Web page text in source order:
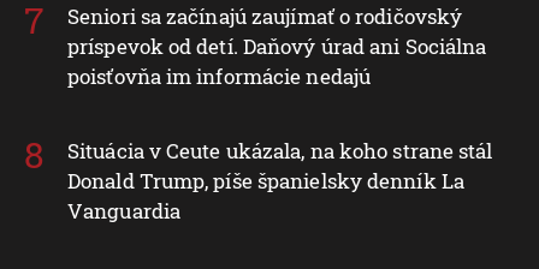
Seniori sa začínajú zaujímať o rodičovský
príspevok od detí. Daňový úrad ani Sociálna
poisťovňa im informácie nedajú
Situácia v Ceute ukázala, na koho strane stál
Donald Trump, píše španielsky denník La
Vanguardia